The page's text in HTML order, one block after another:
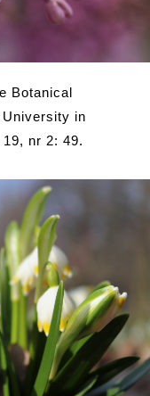
Botanical
in
nr 2: 49.